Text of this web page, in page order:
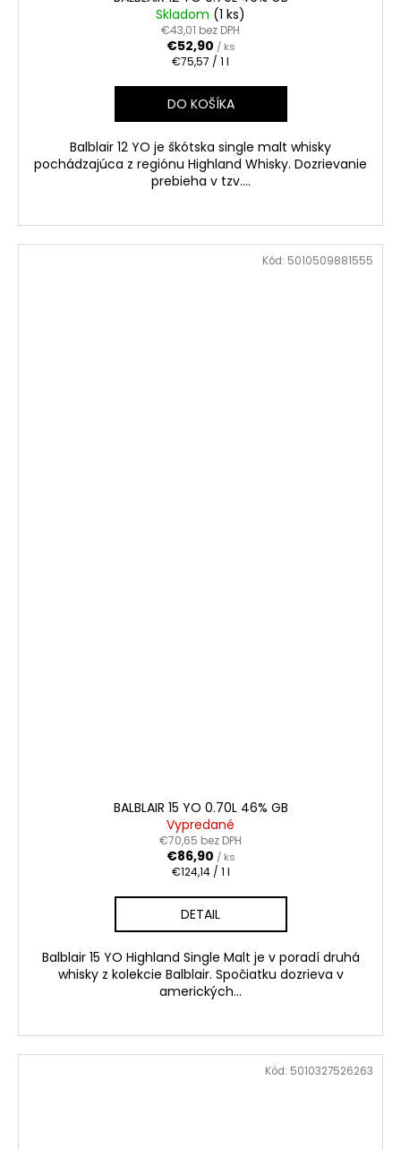
Skladom (1 ks)
€43,01 bez DPH
€52,90 / ks
Jednotková
€75,57 / 1 l
DO KOŠÍKA
Balblair 12 YO je škótska single malt whisky
pochádzajúca z regiónu Highland Whisky. Dozrievanie
prebieha v tzv....
BALBLAIR 15 YO 0.70L 46% GB
Vypredané
€70,65 bez DPH
€86,90 / ks
Jednotková
€124,14 / 1 l
DETAIL
Balblair 15 YO Highland Single Malt je v poradí druhá
whisky z kolekcie Balblair. Spočiatku dozrieva v
amerických...
Kód: 5010509881555
Kód: 5010327526263